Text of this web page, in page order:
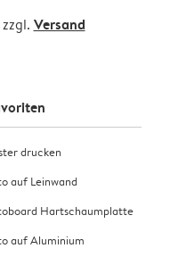
Versand
drucken
auf Leinwand
Hartschaumplatte
auf Aluminium